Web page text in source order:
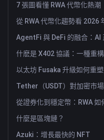
7 張圖看懂 RWA 代幣化熱潮
什麼是區塊鏈？
Azuki：增長最快的 NFT